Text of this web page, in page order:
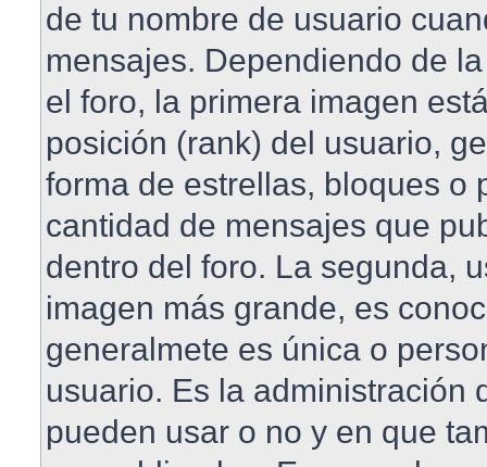
de tu nombre de usuario
mensajes. Dependiendo de
el foro, la primera imagen
posición (rank) del usuario,
forma de estrellas, bloques o
cantidad de mensajes que
dentro del foro. La segunda,
imagen más grande, es
generalmete es única o
usuario. Es la administración
pueden usar o no y en que